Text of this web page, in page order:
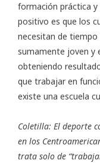
formación práctica y
positivo es que los
necesitan de tiempo
sumamente joven y
obteniendo
que trabajar en
existe una escuela
Coletilla: El deporte
en los
trata solo de